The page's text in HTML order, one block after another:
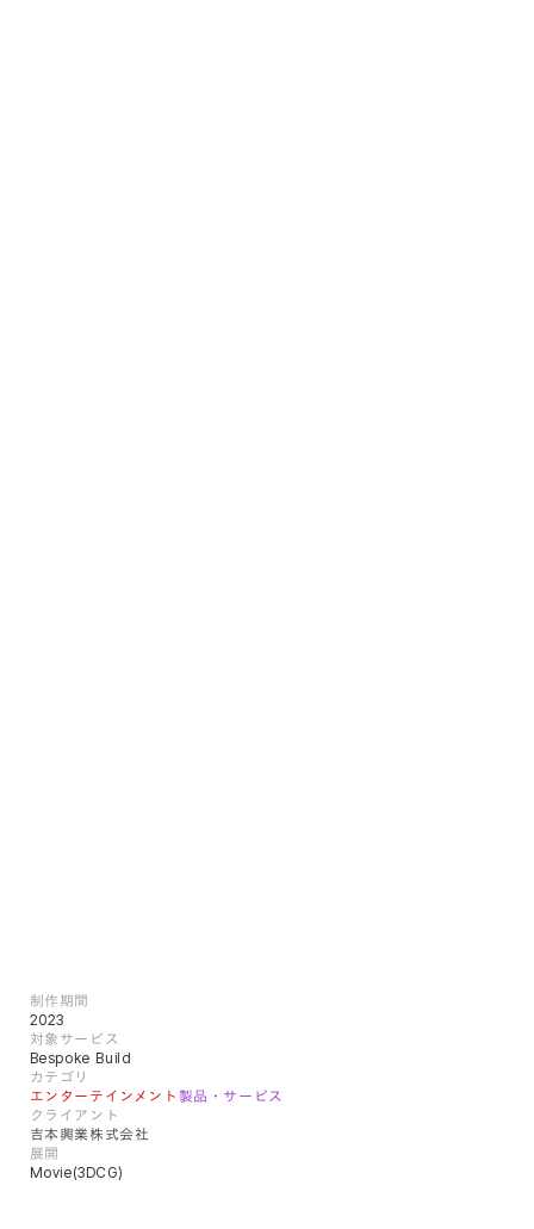
制作期間
2023
対象サービス
Bespoke Build
カテゴリ
エンターテインメント 製品・サービス
クライアント
吉本興業株式会社
展開
Movie(3DCG)